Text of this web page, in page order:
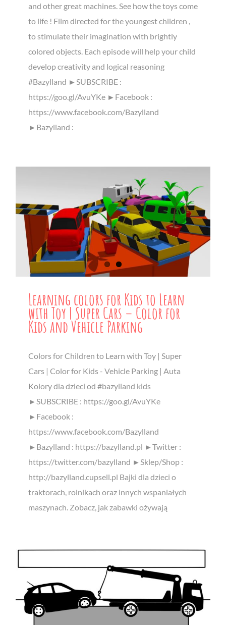
and other great machines. See how the toys come
to life ! Film directed for the youngest children ,
to stimulate their imagination with brightly
colored objects. Each episode will help your child
develop creativity and logical reasoning
#Bazylland ►SUBSCRIBE :
https://goo.gl/AvuYKe ►Facebook :
https://www.facebook.com/Bazylland
►Bazylland :
Learning colors for Kids to Learn
with Toy | Super Cars – Color for
Kids and Vehicle Parking
Colors for Children to Learn with Toy | Super
Cars | Color for Kids - Vehicle Parking | Auta
Kolory dla dzieci od #bazylland kids
►SUBSCRIBE : https://goo.gl/AvuYKe
►Facebook :
https://www.facebook.com/Bazylland
►Bazylland : https://bazylland.pl ►Twitter :
https://twitter.com/bazylland ►Sklep/Shop :
http://bazylland.cupsell.pl Bajki dla dzieci o
traktorach, rolnikach oraz innych wspaniałych
maszynach. Zobacz, jak zabawki ożywają